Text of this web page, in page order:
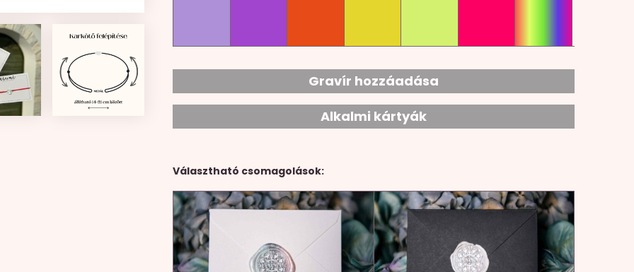
Gravír hozzáadása
Alkalmi kártyák
Választható csomagolások: